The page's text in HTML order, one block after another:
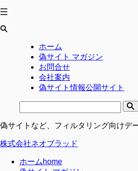
ホーム
偽サイト マガジン
お問合せ
会社案内
偽サイト情報公開サイト
偽サイトなど、フィルタリング向けデ
株式会社ネオブラッド
ホーム home